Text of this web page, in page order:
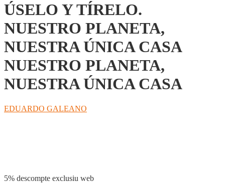
ÚSELO Y TÍRELO.
NUESTRO PLANETA,
NUESTRA ÚNICA CASA
NUESTRO PLANETA,
NUESTRA ÚNICA CASA
EDUARDO GALEANO
5% descompte exclusiu web